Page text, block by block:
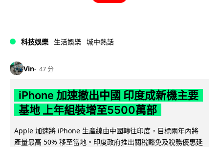
科技娛樂 生活娛樂 城中熱話
Vin 47 分
iPhone 加速撤出中國 印度成新機主要
基地 上年組裝增至5500萬部
Apple 加速將 iPhone 生產線由中國轉往印度，目標兩年內將
產量最高 50% 移至當地。印度政府推出關稅豁免及稅務優惠延